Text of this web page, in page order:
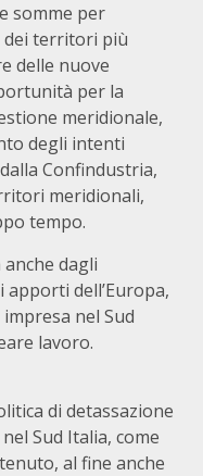
somme per
territori più
delle nuove
per la
meridionale,
degli intenti
Confindustria,
meridionali,
tempo.
dagli
dell’Europa,
nel Sud
lavoro.
di detassazione
Sud Italia, come
al fine anche